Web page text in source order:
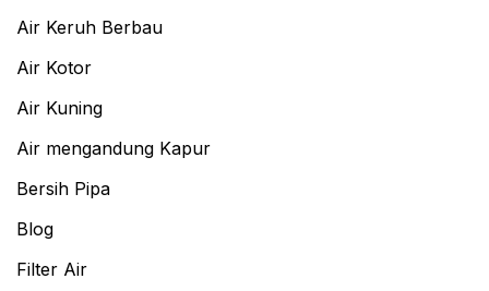
Air Keruh Berbau
Air Kotor
Air Kuning
Air mengandung Kapur
Bersih Pipa
Blog
Filter Air